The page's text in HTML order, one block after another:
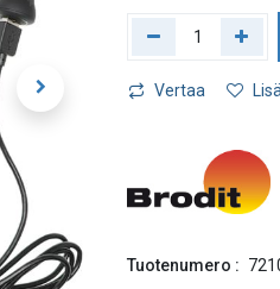
Vertaa
Tuotenumero :